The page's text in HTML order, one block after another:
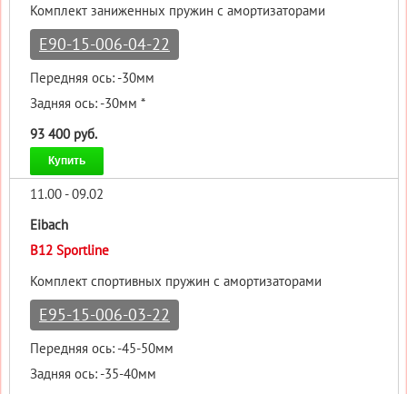
Комплект заниженных пружин с амортизаторами
E90-15-006-04-22
Передняя ось: -30мм
Задняя ось: -30мм *
93 400 руб.
Купить
11.00 - 09.02
Eibach
B12 Sportline
Комплект спортивных пружин с амортизаторами
E95-15-006-03-22
Передняя ось: -45-50мм
Задняя ось: -35-40мм